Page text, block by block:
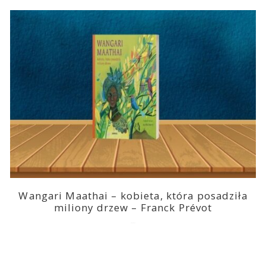
Wangari Maathai – kobieta, która posadziła
miliony drzew – Franck Prévot